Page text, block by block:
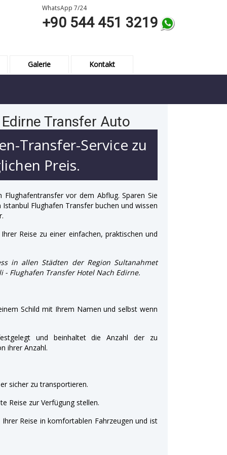
WhatsApp 7/24
+90 544 451 3219
Galerie Kontakt
Transfer Auto
Transfer-Service zu
Preis.
vor dem Abflug. Sparen Sie
Flughafen Transfer buchen und wissen
Reise zu einer einfachen, praktischen und
in allen Städten der Region Sultanahmet
- Flughafen Transfer Hotel Nach Edirne.
Schild mit Ihrem Namen und selbst wenn
und beinhaltet die Anzahl der zu
ihrer Anzahl.
sicher zu transportieren.
Reise zur Verfügung stellen.
Reise in komfortablen Fahrzeugen und ist